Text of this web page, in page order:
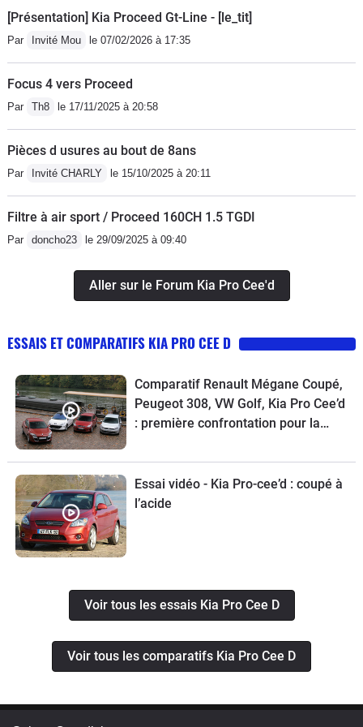
+-250€ pour la révision vidange + les
car ses qualités sont nombreuses en
comparaison avec des équivalences
chez d'autres marques, très bien
équipés de série et à un tarif extra
(22500 € au catalogue, hors
[Présentation] Kia Proceed Gt-Line - [le_tit]
Par Invité Mou le 07/02/2026 à 17:35
Focus 4 vers Proceed
Par Th8 le 17/11/2025 à 20:58
Pièces d usures au bout de 8ans
Par Invité CHARLY le 15/10/2025 à 20:11
Filtre à air sport / Proceed 160CH 1.5 TGDI
Par doncho23 le 29/09/2025 à 09:40
Aller sur le Forum Kia Pro Cee'd
ESSAIS ET COMPARATIFS KIA PRO CEE D
Comparatif Renault Mégane Coupé,
Peugeot 308, VW Golf, Kia Pro Cee’d
: première confrontation pour la
Essai vidéo - Kia Pro-cee’d : coupé à
l’acide
Voir tous les essais Kia Pro Cee D
Voir tous les comparatifs Kia Pro Cee D